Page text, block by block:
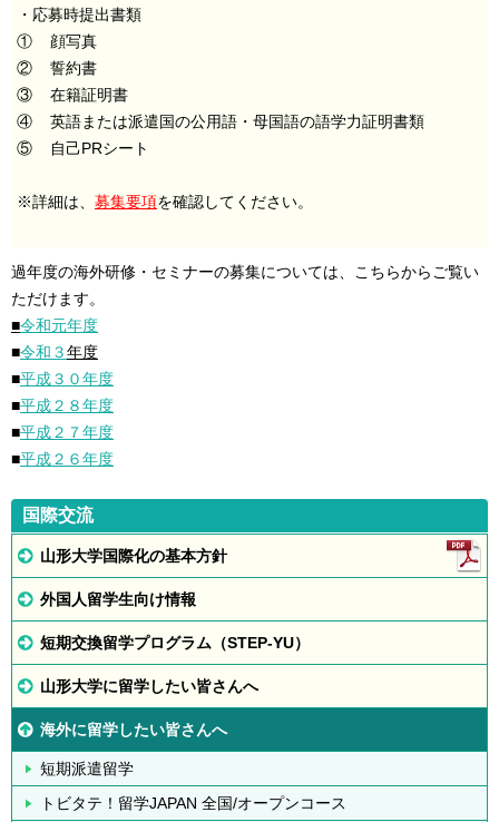
・応募時提出書類
① 顔写真
② 誓約書
③ 在籍証明書
④ 英語または派遣国の公用語・母国語の語学力証明書類
⑤ 自己PRシート
※詳細は、 募集要項を確認してください。
過年度の海外研修・セミナーの募集については、こちらからご覧い
ただけます。
■令和元年度
■令和３年度
■平成３０年度
■平成２８年度
■平成２７年度
■平成２６年度
国際交流
山形大学国際化の基本方針
外国人留学生向け情報
短期交換留学プログラム（STEP-YU）
山形大学に留学したい皆さんへ
海外に留学したい皆さんへ
短期派遣留学
トビタテ！留学JAPAN 全国/オープンコース